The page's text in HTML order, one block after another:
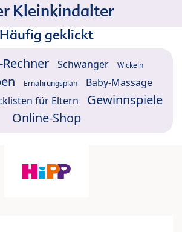
Kleinkindalter
Häufig geklickt
Schwanger Wickeln
Ernährungsplan Baby-Massage
für Eltern
Gewinnspiele
Online-Shop